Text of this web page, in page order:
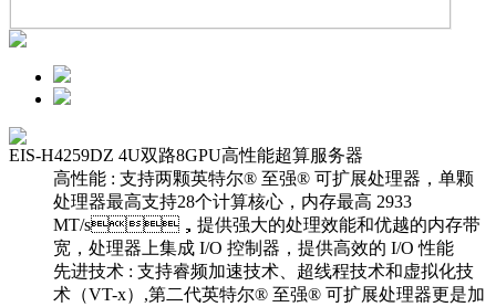
EIS-H4259DZ 4U双路8GPU高性能超算服务器
高性能 : 支持两颗英特尔® 至强® 可扩展处理器，单颗
处理器最高支持28个计算核心，内存最高 2933
MT/s，提供强大的处理效能和优越的内存带
宽，处理器上集成 I/O 控制器，提供高效的 I/O 性能
先进技术 : 支持睿频加速技术、超线程技术和虚拟化技
术（VT-x）,第二代英特尔® 至强® 可扩展处理器更是加